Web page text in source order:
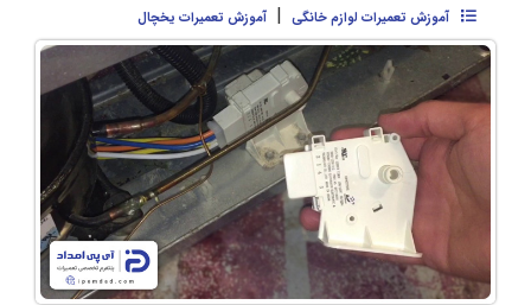
آموزش تعمیرات لوازم خانگی | آموزش تعمیرات یخچال